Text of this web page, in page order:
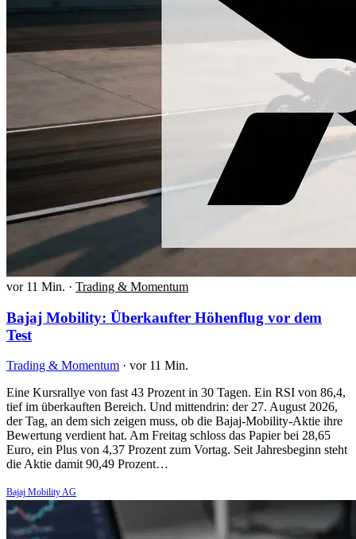
vor 11 Min. · Trading & Momentum
Bajaj Mobility: Überkaufter Höhenflug vor dem
Test
Trading & Momentum · vor 11 Min.
Eine Kursrallye von fast 43 Prozent in 30 Tagen. Ein RSI von 86,4,
tief im überkauften Bereich. Und mittendrin: der 27. August 2026,
der Tag, an dem sich zeigen muss, ob die Bajaj-Mobility-Aktie ihre
Bewertung verdient hat. Am Freitag schloss das Papier bei 28,65
Euro, ein Plus von 4,37 Prozent zum Vortag. Seit Jahresbeginn steht
die Aktie damit 90,49 Prozent…
Bajaj Mobility AG